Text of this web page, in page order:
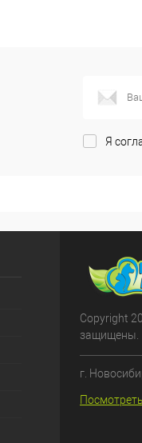
Я
Copyright
защищены.
г.